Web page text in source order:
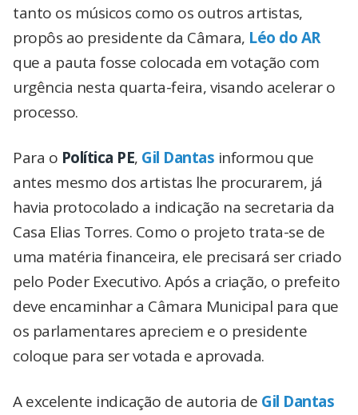
tanto os músicos como os outros artistas,
propôs ao presidente da Câmara, Léo do AR
que a pauta fosse colocada em votação com
urgência nesta quarta-feira, visando acelerar o
processo.
Para o Política PE, Gil Dantas informou que
antes mesmo dos artistas lhe procurarem, já
havia protocolado a indicação na secretaria da
Casa Elias Torres. Como o projeto trata-se de
uma matéria financeira, ele precisará ser criado
pelo Poder Executivo. Após a criação, o prefeito
deve encaminhar a Câmara Municipal para que
os parlamentares apreciem e o presidente
coloque para ser votada e aprovada.
A excelente indicação de autoria de Gil Dantas